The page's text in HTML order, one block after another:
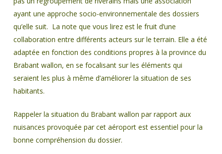
ayant une approche socio-environnementale des dossiers
qu’elle suit. La note que vous lirez est le fruit d’une
collaboration entre différents acteurs sur le terrain. Elle a été
adaptée en fonction des conditions propres à la province du
Brabant wallon, en se focalisant sur les éléments qui
seraient les plus à même d’améliorer la situation de ses
habitants.
Rappeler la situation du Brabant wallon par rapport aux
nuisances provoquée par cet aéroport est essentiel pour la
bonne compréhension du dossier.